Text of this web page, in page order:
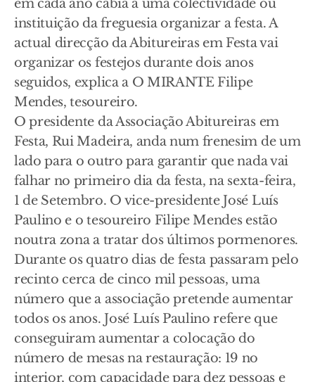
em cada ano cabia a uma colectividade ou
instituição da freguesia organizar a festa. A
actual direcção da Abitureiras em Festa vai
organizar os festejos durante dois anos
seguidos, explica a O MIRANTE Filipe
Mendes, tesoureiro.
O presidente da Associação Abitureiras em
Festa, Rui Madeira, anda num frenesim de um
lado para o outro para garantir que nada vai
falhar no primeiro dia da festa, na sexta-feira,
1 de Setembro. O vice-presidente José Luís
Paulino e o tesoureiro Filipe Mendes estão
noutra zona a tratar dos últimos pormenores.
Durante os quatro dias de festa passaram pelo
recinto cerca de cinco mil pessoas, uma
número que a associação pretende aumentar
todos os anos. José Luís Paulino refere que
conseguiram aumentar a colocação do
número de mesas na restauração: 19 no
interior, com capacidade para dez pessoas e